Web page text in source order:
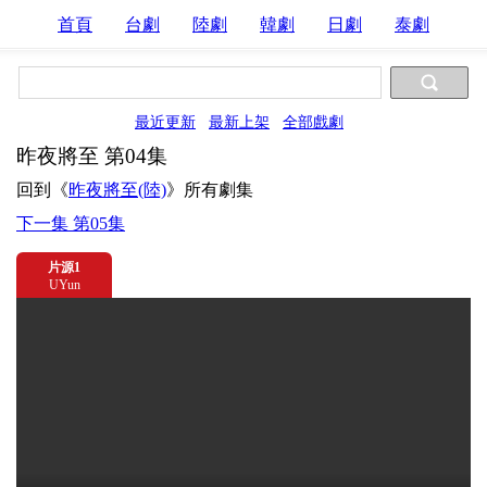
首頁 台劇 陸劇 韓劇 日劇 泰劇
最近更新 最新上架 全部戲劇
昨夜將至 第04集
回到《昨夜將至(陸)》所有劇集
下一集 第05集
片源1
UYun